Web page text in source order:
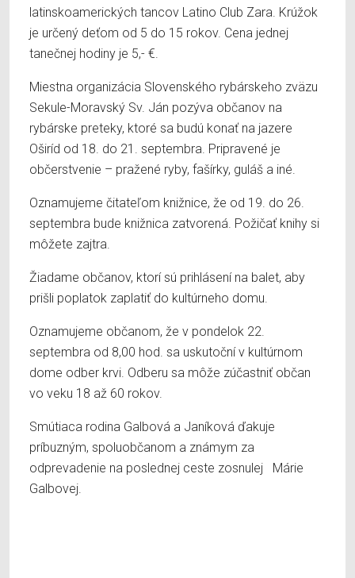
latinskoamerických tancov Latino Club Zara. Krúžok
je určený deťom od 5 do 15 rokov. Cena jednej
tanečnej hodiny je 5,- €.
Miestna organizácia Slovenského rybárskeho zväzu
Sekule-Moravský Sv. Ján pozýva občanov na
rybárske preteky, ktoré sa budú konať na jazere
Oširíd od 18. do 21. septembra. Pripravené je
občerstvenie – pražené ryby, fašírky, guláš a iné.
Oznamujeme čitateľom knižnice, že od 19. do 26.
septembra bude knižnica zatvorená. Požičať knihy si
môžete zajtra.
Žiadame občanov, ktorí sú prihlásení na balet, aby
prišli poplatok zaplatiť do kultúrneho domu.
Oznamujeme občanom, že v pondelok 22.
septembra od 8,00 hod. sa uskutoční v kultúrnom
dome odber krvi. Odberu sa môže zúčastniť občan
vo veku 18 až 60 rokov.
Smútiaca rodina Galbová a Janíková ďakuje
príbuzným, spoluobčanom a známym za
odprevadenie na poslednej ceste zosnulej Márie
Galbovej.